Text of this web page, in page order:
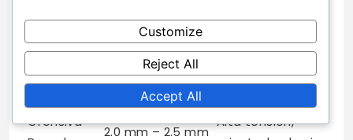
2.0 mm) para palas pesadas para maximizar su
potencial.
Tipo de
Grosor de Goma
Recomendado
Tipo de Goma
Ofensiva
2.0 mm – 2.5 mm
Alta tensión,
Customize
Reject All
Accept All